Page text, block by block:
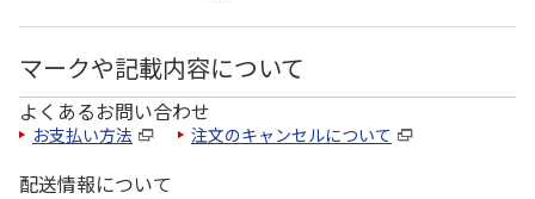
マークや記載内容について
よくあるお問い合わせ
お支払い方法 注文のキャンセルについて
配送情報について